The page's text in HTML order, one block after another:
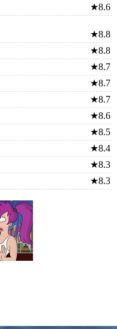
★8.6
★8.8
★8.8
★8.7
★8.7
★8.7
★8.6
★8.5
★8.4
★8.3
★8.3